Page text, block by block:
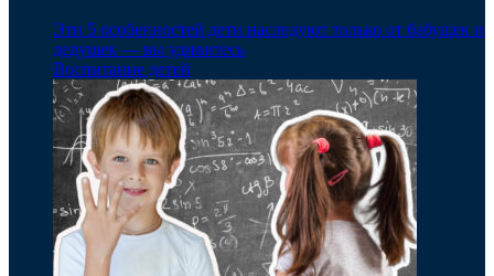
Эти 5 особенностей дети наследуют только от бабушек и
дедушек — вы удивитесь
Воспитание детей